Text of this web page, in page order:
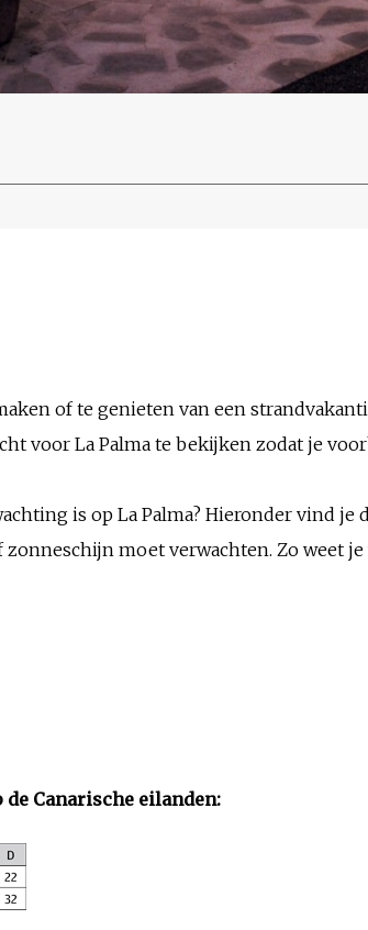
of te genieten van een
voor La Palma te bekijken zodat je
is op La Palma? Hieronder vind je
moet verwachten. Zo weet
Canarische eilanden: